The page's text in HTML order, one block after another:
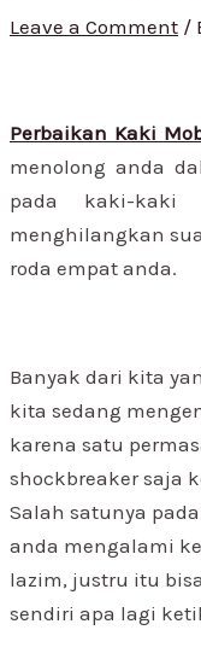
Leave a Comment /
Perbaikan Kaki
menolong anda
pada kaki-kaki
menghilangkan
roda empat anda.
Banyak dari kita
kita sedang
karena satu
shockbreaker saja
Salah satunya
anda mengalami
lazim, justru itu
sendiri apa lagi